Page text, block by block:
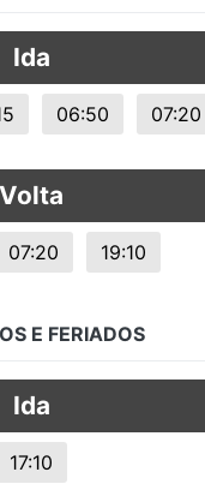
Ida
06:50 07:20
Volta
07:20 19:10
E FERIADOS
Ida
17:10